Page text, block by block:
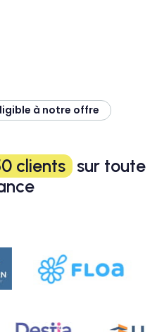
à notre offre
clients sur toute